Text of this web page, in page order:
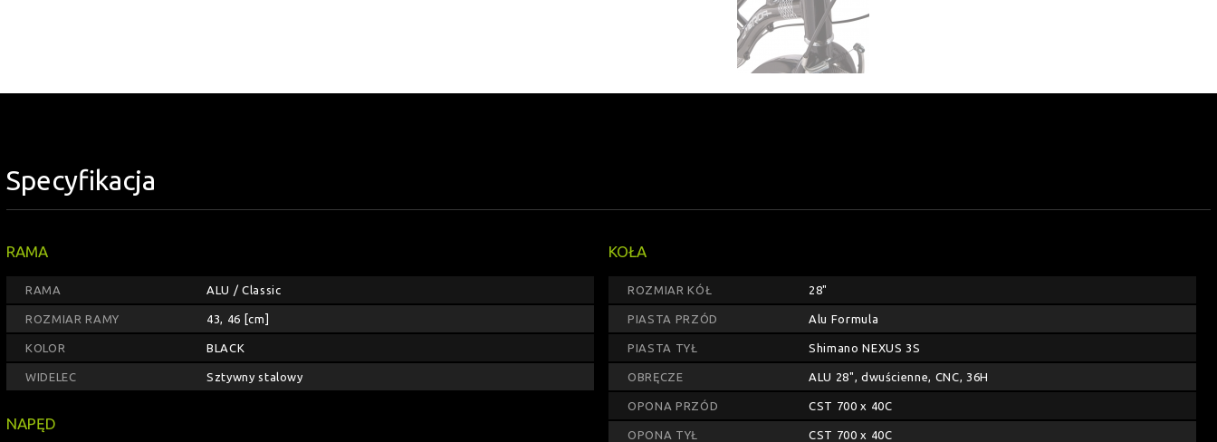
Specyfikacja
RAMA
RAMA ALU / Classic
ROZMIAR RAMY 43, 46 [cm]
KOLOR BLACK
WIDELEC Sztywny stalowy
NAPĘD
KOŁA
ROZMIAR KÓŁ 28"
PIASTA PRZÓD Alu Formula
PIASTA TYŁ Shimano NEXUS 3S
OBRĘCZE ALU 28", dwuścienne, CNC, 36H
OPONA PRZÓD CST 700 x 40C
OPONA TYŁ CST 700 x 40C